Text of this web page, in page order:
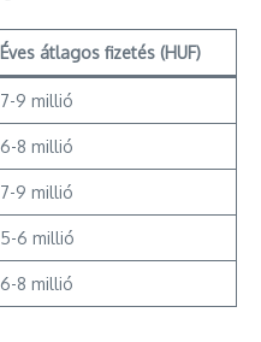
Éves átlagos fizetés (HUF)
7-9 millió
6-8 millió
7-9 millió
5-6 millió
6-8 millió